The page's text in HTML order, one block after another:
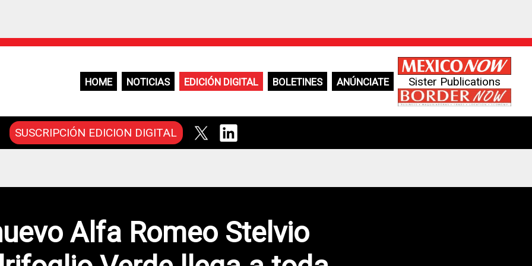
HOME NOTICIAS EDICIÓN DIGITAL BOLETINES ANÚNCIATE Sister Publications
SUSCRIPCIÓN EDICION DIGITAL
Alfa Romeo Stelvio